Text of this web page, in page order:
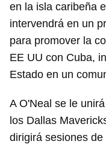
en la isla caribeña
intervendrá en un
para promover la
EE UU con Cuba,
Estado en un
A O'Neal se le
los Dallas
dirigirá sesiones